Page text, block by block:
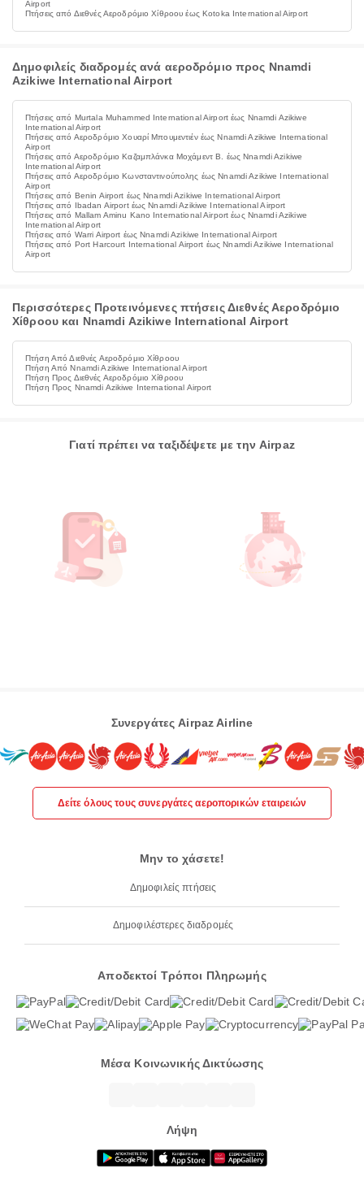
Airport
Πτήσεις από Διεθνές Αεροδρόμιο Χίθροου έως Kotoka International Airport
Δημοφιλείς διαδρομές ανά αεροδρόμιο προς Nnamdi
Azikiwe International Airport
Πτήσεις από Murtala Muhammed International Airport έως Nnamdi Azikiwe
International Airport
Πτήσεις από Αεροδρόμιο Χουαρί Μπουμεντιέν έως Nnamdi Azikiwe International
Airport
Πτήσεις από Αεροδρόμιο Καζαμπλάνκα Μοχάμεντ Β. έως Nnamdi Azikiwe
International Airport
Πτήσεις από Αεροδρόμιο Κωνσταντινούπολης έως Nnamdi Azikiwe International
Airport
Πτήσεις από Benin Airport έως Nnamdi Azikiwe International Airport
Πτήσεις από Ibadan Airport έως Nnamdi Azikiwe International Airport
Πτήσεις από Mallam Aminu Kano International Airport έως Nnamdi Azikiwe
International Airport
Πτήσεις από Warri Airport έως Nnamdi Azikiwe International Airport
Πτήσεις από Port Harcourt International Airport έως Nnamdi Azikiwe International
Airport
Περισσότερες Προτεινόμενες πτήσεις Διεθνές Αεροδρόμιο
Χίθροου και Nnamdi Azikiwe International Airport
Πτήση Από Διεθνές Αεροδρόμιο Χίθροου
Πτήση Από Nnamdi Azikiwe International Airport
Πτήση Προς Διεθνές Αεροδρόμιο Χίθροου
Πτήση Προς Nnamdi Azikiwe International Airport
Γιατί πρέπει να ταξιδέψετε με την Airpaz
Συνεργάτες Airpaz Airline
Δείτε όλους τους συνεργάτες αεροπορικών εταιρειών
Μην το χάσετε!
Δημοφιλείς πτήσεις
Δημοφιλέστερες διαδρομές
Αποδεκτοί Τρόποι Πληρωμής
Μέσα Κοινωνικής Δικτύωσης
Λήψη